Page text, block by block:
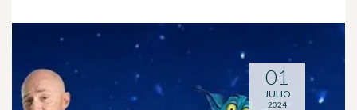
01
JULIO
2024